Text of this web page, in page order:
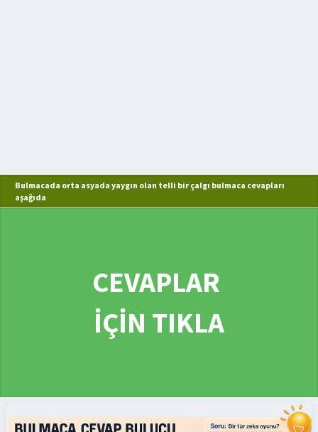
Bulmacada orta asyada yaygın olan telli bir çalgı bulmaca cevapları
aşağıda
CEVAPLAR
İÇİN TIKLA